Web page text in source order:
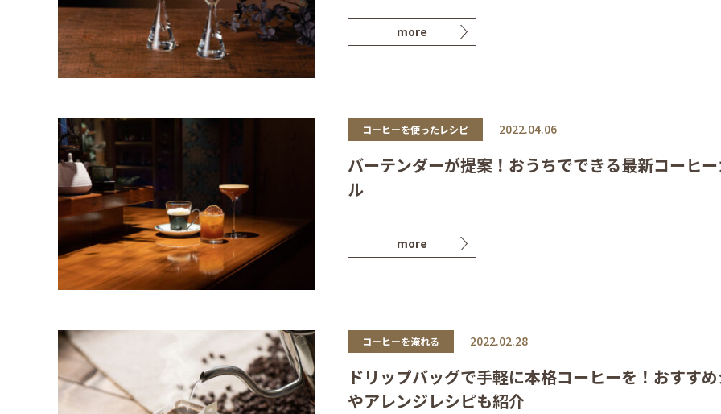
more
コーヒーを使ったレシピ 2022.04.06
バーテンダーが提案！おうちでできる最新コーヒ
ル
more
コーヒーを淹れる 2022.02.28
ドリップバッグで手軽に本格コーヒーを！おすす
やアレンジレシピも紹介